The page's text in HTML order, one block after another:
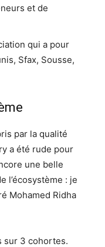
et de
qui a pour
Sfax, Sousse,
par la qualité
a été rude pour
une belle
l’écosystème : je
Mohamed Ridha
sur 3 cohortes.